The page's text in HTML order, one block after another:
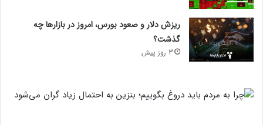
ریزش دلار و صعود بورس، امروز در بازارها چه
گذشت؟
3 روز پیش